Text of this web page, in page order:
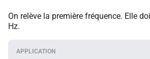
On relève la première fréquence. Elle
Hz.